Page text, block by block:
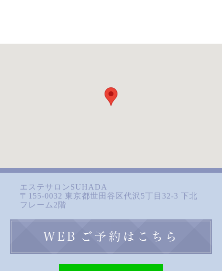
エステサロンSUHADA
〒155-0032 東京都世田谷区代沢5丁目32-3 下北
フレーム2階